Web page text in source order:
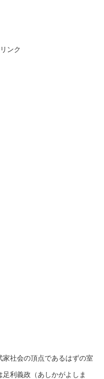
ンク
社会の頂点であるはずの室
利義政（あしかがよしま